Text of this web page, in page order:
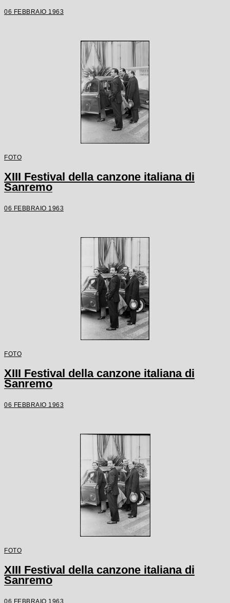
06 FEBBRAIO 1963
FOTO
XIII Festival della canzone italiana di
Sanremo
06 FEBBRAIO 1963
FOTO
XIII Festival della canzone italiana di
Sanremo
06 FEBBRAIO 1963
FOTO
XIII Festival della canzone italiana di
Sanremo
06 FEBBRAIO 1963